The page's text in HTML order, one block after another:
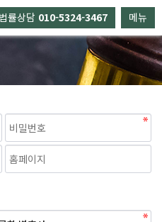
법률상담 010-5324-3467 메뉴